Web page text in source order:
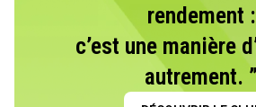
rendement :
c’est une manière
autrement. ”